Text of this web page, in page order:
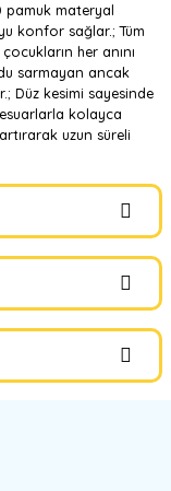
pamuk materyal
konfor sağlar.; Tüm
her anını
sarmayan ancak
Düz kesimi sayesinde
kolayca
uzun süreli